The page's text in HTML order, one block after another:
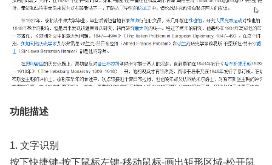
功能描述
1. 文字识别
按下快捷键-按下鼠标左键-移动鼠标-画出矩形区域-松开鼠